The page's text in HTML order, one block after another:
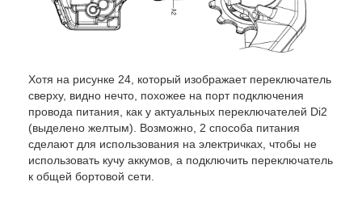
Хотя на рисунке 24, который изображает переключатель
сверху, видно нечто, похожее на порт подключения
провода питания, как у актуальных переключателей Di2
(выделено желтым). Возможно, 2 способа питания
сделают для использования на электричках, чтобы не
использовать кучу аккумов, а подключить переключатель
к общей бортовой сети.